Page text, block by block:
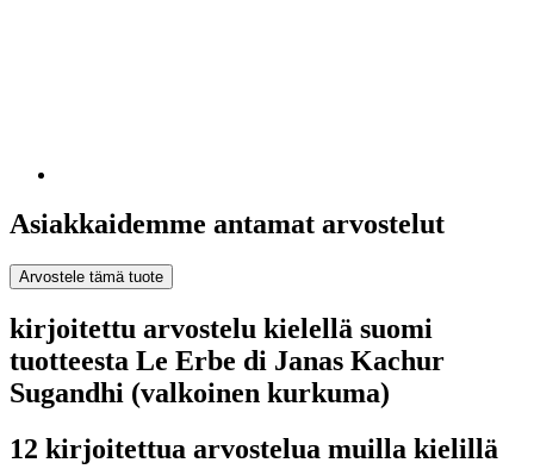
Asiakkaidemme antamat arvostelut
Arvostele tämä tuote
kirjoitettu arvostelu kielellä suomi
tuotteesta Le Erbe di Janas Kachur
Sugandhi (valkoinen kurkuma)
12 kirjoitettua arvostelua muilla kielillä